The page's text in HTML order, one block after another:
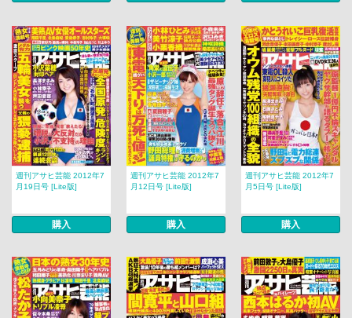
週刊アサヒ芸能 2012年7
月19日号 [Lite版]
購入
週刊アサヒ芸能 2012年7
月12日号 [Lite版]
購入
週刊アサヒ芸能 2012年7
月5日号 [Lite版]
購入